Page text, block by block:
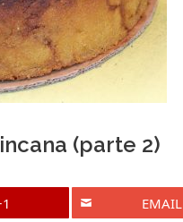
(parte 2)
EMAIL